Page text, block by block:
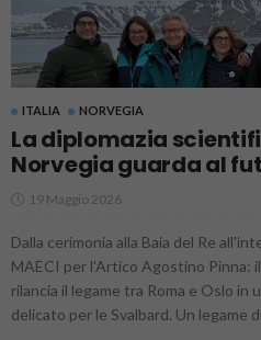
ITALIA NORVEGIA
La diplomazia
Norvegia guarda al
19 Maggio 2026
Dalla cerimonia alla Baia del Re
MAECI per l'Artico Agostino Pinna:
rilancia il legame tra Roma e Oslo
delicato per le Svalbard. Un legame